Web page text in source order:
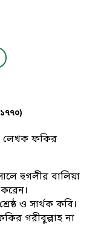
লেখক ফকির
হুগলীর বালিয়া
ও সার্থক কবি।
গরীবুল্লাহ না